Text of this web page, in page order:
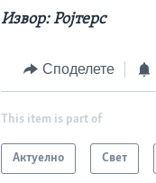
Извор: Ројтерс
Споделете
This item is part of
Актуелно Свет